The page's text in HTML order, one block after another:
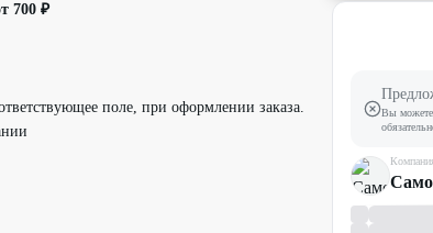
700 ₽
поле, при оформлении заказа.
Вы можете